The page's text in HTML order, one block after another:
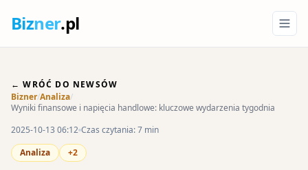
Bizner.pl
← WRÓĆ DO NEWSÓW
Bizner/Analiza/
Wyniki finansowe i napięcia handlowe: kluczowe wydarzenia tygodnia
2025-10-13 06:12 Czas czytania: 7 min
Analiza
+2